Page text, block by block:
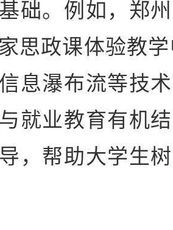
础。例如，郑
思政课体验教
息瀑布流等技
就业教育有机
，帮助大学生